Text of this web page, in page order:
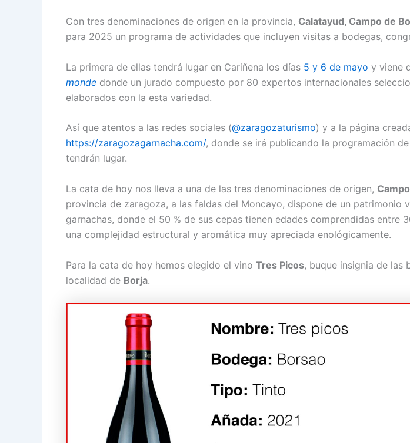
Con tres denominaciones de origen en la provincia, Calatayud, Campo de
para 2025 un programa de actividades que incluyen visitas a bodegas,
La primera de ellas tendrá lugar en Cariñena los días 5 y 6 de mayo y viene
monde donde un jurado compuesto por 80 expertos internacionales
elaborados con la esta variedad.
Así que atentos a las redes sociales (@zaragozaturismo) y a la página
https://zaragozagarnacha.com/, donde se irá publicando la programación
tendrán lugar.
La cata de hoy nos lleva a una de las tres denominaciones de origen,
provincia de zaragoza, a las faldas del Moncayo, dispone de un patrimonio
garnachas, donde el 50 % de sus cepas tienen edades comprendidas entre
una complejidad estructural y aromática muy apreciada enológicamente.
Para la cata de hoy hemos elegido el vino Tres Picos, buque insignia de las
localidad de Borja.